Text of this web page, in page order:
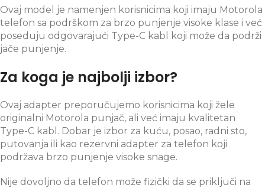
Ovaj model je namenjen korisnicima koji imaju Motorola
telefon sa podrškom za brzo punjenje visoke klase i već
poseduju odgovarajući Type-C kabl koji može da podrži
jače punjenje.
Za koga je najbolji izbor?
Ovaj adapter preporučujemo korisnicima koji žele
originalni Motorola punjač, ali već imaju kvalitetan
Type-C kabl. Dobar je izbor za kuću, posao, radni sto,
putovanja ili kao rezervni adapter za telefon koji
podržava brzo punjenje visoke snage.
Nije dovoljno da telefon može fizički da se priključi na